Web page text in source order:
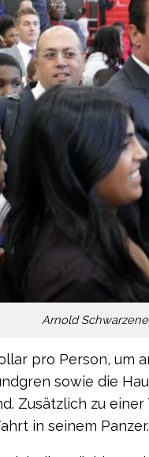
Arnold
pro Person, um
sowie die
Zusätzlich zu
in seinem Panzer.